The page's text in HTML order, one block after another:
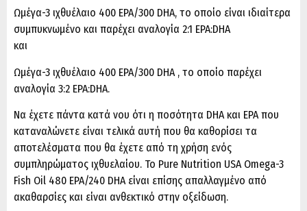
Ωμέγα-3 ιχθυέλαιο 400 EPA/300 DHA, το οποίο είναι ιδιαίτερα
συμπυκνωμένο και παρέχει αναλογία 2:1 EPA:DHA
και
Ωμέγα-3 ιχθυέλαιο 400 EPA/300 DHA , το οποίο παρέχει
αναλογία 3:2 EPA:DHA.
Να έχετε πάντα κατά νου ότι η ποσότητα DHA και EPA που
καταναλώνετε είναι τελικά αυτή που θα καθορίσει τα
αποτελέσματα που θα έχετε από τη χρήση ενός
συμπληρώματος ιχθυελαίου. Το Pure Nutrition USA Omega-3
Fish Oil 480 EPA/240 DHA είναι επίσης απαλλαγμένο από
ακαθαρσίες και είναι ανθεκτικό στην οξείδωση.